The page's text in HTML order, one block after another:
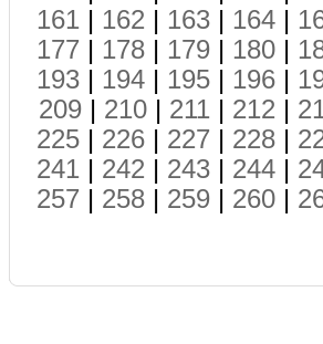
161 | 162 | 163 | 164 |
177 | 178 | 179 | 180 |
193 | 194 | 195 | 196 |
209 | 210 | 211 | 212 |
225 | 226 | 227 | 228 |
241 | 242 | 243 | 244 |
257 | 258 | 259 | 260 |